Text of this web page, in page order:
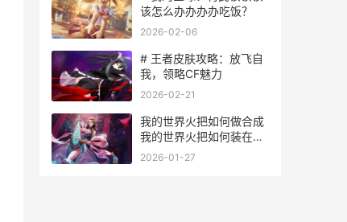
该怎么办办办办吃饭？
2026-02-06
# 王者皮肤攻略：放飞自
我，领略CF魅力
2026-02-21
我的世界火把如何做合成
我的世界火把如何装在副
手
2026-01-27